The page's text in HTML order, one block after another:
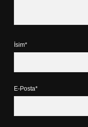
İsim*
E-Posta*